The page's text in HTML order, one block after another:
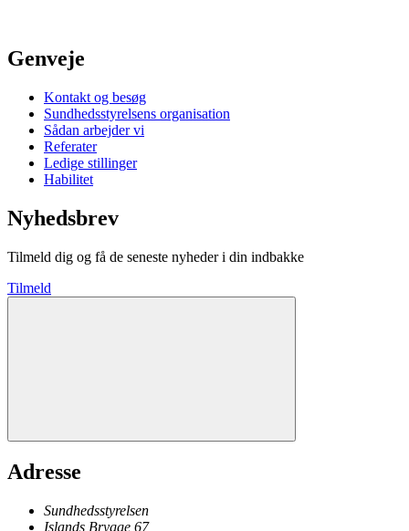
Genveje
Kontakt og besøg
Sundhedsstyrelsens organisation
Sådan arbejder vi
Referater
Ledige stillinger
Habilitet
Nyhedsbrev
Tilmeld dig og få de seneste nyheder i din indbakke
Tilmeld
Adresse
Sundhedsstyrelsen
Islands Brygge 67